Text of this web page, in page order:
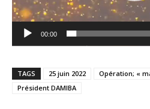
00:00
TAGS 25 juin 2022
Opération; «
Président DAMIBA